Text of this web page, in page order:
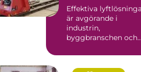
Effektiva
är avgörande i
industrin,
byggbranschen och